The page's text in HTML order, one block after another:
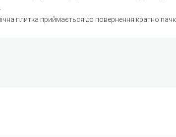
плитка приймається до повернення кратно